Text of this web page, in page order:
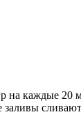
на каждые